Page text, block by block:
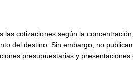
las cotizaciones según la
del destino. Sin embargo, no
presupuestarias y